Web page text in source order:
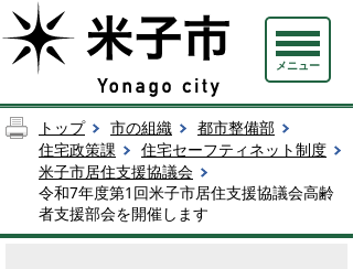
メニュー
トップ 市の組織
都市整備部
住宅政策課
住宅セーフティネット制度
米子市居住支援協議会
令和7年度第1回米子市居住支援協議会高齢
者支援部会を開催します